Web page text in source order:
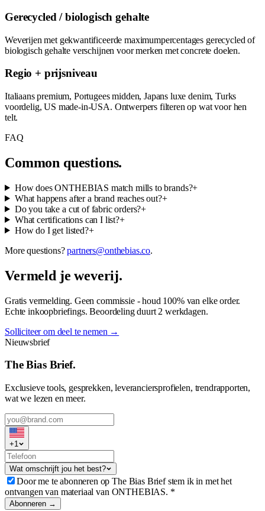
Gerecycled / biologisch gehalte
Weverijen met gekwantificeerde maximumpercentages gerecycled of
biologisch gehalte verschijnen voor merken met concrete doelen.
Regio + prijsniveau
Italiaans premium, Portugees midden, Japans luxe denim, Turks
voordelig, US made-in-USA. Ontwerpers filteren op wat voor hen
telt.
FAQ
Common questions.
How does ONTHEBIAS match mills to brands?+
What happens after a brand reaches out?+
Do you take a cut of fabric orders?+
What certifications can I list?+
How do I get listed?+
More questions? partners@onthebias.co.
Vermeld je weverij.
Gratis vermelding. Geen commissie - houd 100% van elke order.
Echte inkoopbriefings. Beoordeling duurt 2 werkdagen.
Solliciteer om deel te nemen →
Nieuwsbrief
The Bias Brief.
Exclusieve tools, gesprekken, leveranciersprofielen, trendrapporten,
wat we lezen en meer.
+1
Wat omschrijft jou het best?
Door me te abonneren op The Bias Brief stem ik in met het
ontvangen van materiaal van ONTHEBIAS. *
Abonneren →